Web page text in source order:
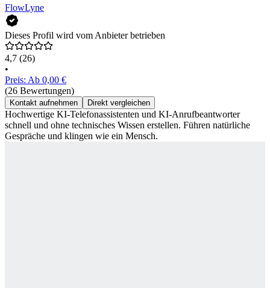
FlowLyne
Dieses Profil wird vom Anbieter betrieben
4,7 (26)
•
Preis: Ab 0,00 €
(26 Bewertungen)
Kontakt aufnehmen Direkt vergleichen
Hochwertige KI-Telefonassistenten und KI-Anrufbeantworter
schnell und ohne technisches Wissen erstellen. Führen natürliche
Gespräche und klingen wie ein Mensch.